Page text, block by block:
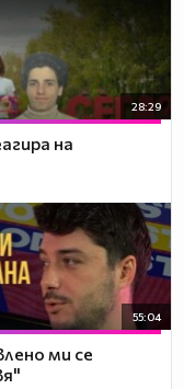
28:29
на
55:04
ми се